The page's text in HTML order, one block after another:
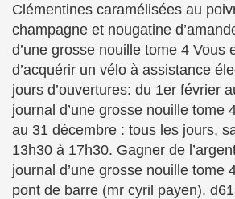
Clémentines caramélisées au
champagne et nougatine
d’une grosse nouille tome 4 Vous
d’acquérir un vélo à assistance
jours d’ouvertures: du 1er février
journal d’une grosse nouille tome
au 31 décembre : tous les jours,
13h30 à 17h30. Gagner de
journal d’une grosse nouille tome
pont de barre (mr cyril payen).